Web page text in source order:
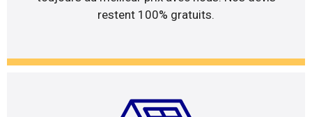
restent 100% gratuits.